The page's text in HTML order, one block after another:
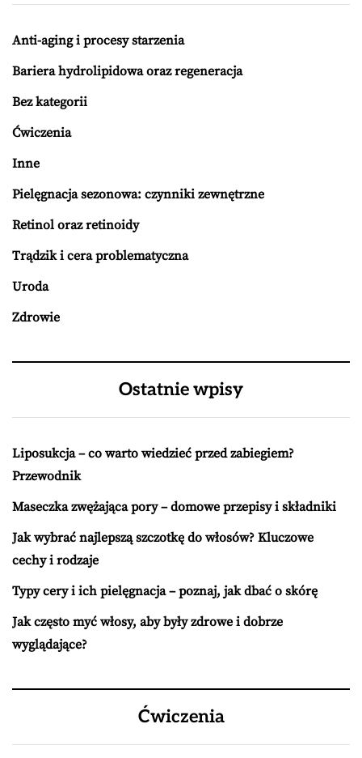
Anti-aging i procesy starzenia
Bariera hydrolipidowa oraz regeneracja
Bez kategorii
Ćwiczenia
Inne
Pielęgnacja sezonowa: czynniki zewnętrzne
Retinol oraz retinoidy
Trądzik i cera problematyczna
Uroda
Zdrowie
Ostatnie wpisy
Liposukcja – co warto wiedzieć przed zabiegiem?
Przewodnik
Maseczka zwężająca pory – domowe przepisy i składniki
Jak wybrać najlepszą szczotkę do włosów? Kluczowe
cechy i rodzaje
Typy cery i ich pielęgnacja – poznaj, jak dbać o skórę
Jak często myć włosy, aby były zdrowe i dobrze
wyglądające?
Ćwiczenia